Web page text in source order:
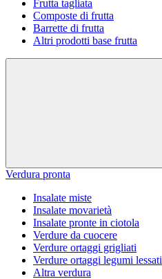
Frutta tagliata
Composte di frutta
Barrette di frutta
Altri prodotti base frutta
Verdura pronta
Insalate miste
Insalate movarietà
Insalate pronte in ciotola
Verdure da cuocere
Verdure ortaggi grigliati
Verdure ortaggi legumi lessati
Altra verdura